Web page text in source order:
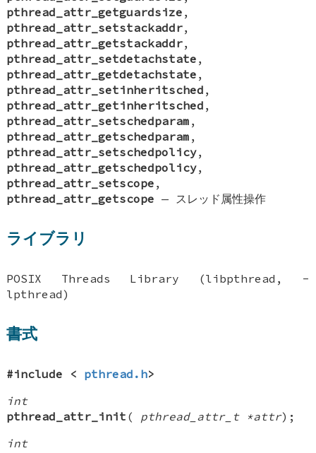
pthread_attr_getguardsize ,
pthread_attr_setstackaddr,
pthread_attr_getstackaddr,
pthread_attr_setdetachstate ,
pthread_attr_getdetachstate ,
pthread_attr_setinheritsched ,
pthread_attr_getinheritsched ,
pthread_attr_setschedparam ,
pthread_attr_getschedparam ,
pthread_attr_setschedpolicy,
pthread_attr_getschedpolicy,
pthread_attr_setscope ,
pthread_attr_getscope — スレッド属性操作
ライブラリ
POSIX Threads Library (libpthread, -
lpthread)
書式
#include < pthread.h>
int
pthread_attr_init ( pthread_attr_t *attr);
int